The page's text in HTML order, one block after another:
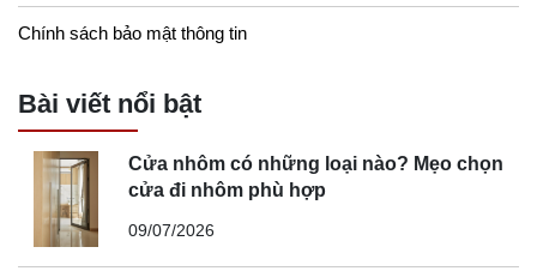
Chính sách bảo mật thông tin
Bài viết nổi bật
Cửa nhôm có những loại nào? Mẹo chọn
cửa đi nhôm phù hợp
09/07/2026